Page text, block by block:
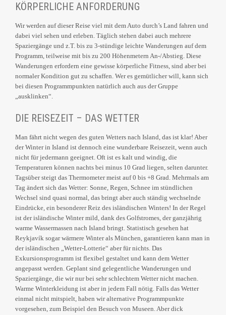
KÖRPERLICHE ANFORDERUNG
Wir werden auf dieser Reise viel mit dem Auto durch’s Land fahren und
dabei viel sehen und erleben. Täglich stehen dabei auch mehrere
Spaziergänge und z.T. bis zu 3-stündige leichte Wanderungen auf dem
Programm, teilweise mit bis zu 200 Höhenmetern An-/Abstieg. Diese
Wanderungen erfordern eine gewisse körperliche Fitness, sind aber bei
normaler Kondition gut zu schaffen. Wer es gemütlicher will, kann sich
bei diesen Programmpunkten natürlich auch aus der Gruppe
„ausklinken“.
DIE REISEZEIT – DAS WETTER
Man fährt nicht wegen des guten Wetters nach Island, das ist klar! Aber
der Winter in Island ist dennoch eine wunderbare Reisezeit, wenn auch
nicht für jedermann geeignet. Oft ist es kalt und windig, die
Temperaturen können nachts bei minus 10 Grad liegen, selten darunter.
Tagsüber steigt das Thermometer meist auf 0 bis +8 Grad. Mehrmals am
Tag ändert sich das Wetter: Sonne, Regen, Schnee im stündlichen
Wechsel sind quasi normal, das bringt aber auch ständig wechselnde
Eindrücke, ein besonderer Reiz des isländischen Winters! In der Regel
ist der isländische Winter mild, dank des Golfstromes, der ganzjährig
warme Wassermassen nach Island bringt. Statistisch gesehen hat
Reykjavík sogar wärmere Winter als München, garantieren kann man in
der isländischen „Wetter-Lotterie“ aber für nichts. Das
Exkursionsprogramm ist flexibel gestaltet und kann dem Wetter
angepasst werden. Geplant sind gelegentliche Wanderungen und
Spaziergänge, die wir nur bei sehr schlechtem Wetter nicht machen.
Warme Winterkleidung ist aber in jedem Fall nötig. Falls das Wetter
einmal nicht mitspielt, haben wir alternative Programmpunkte
vorgesehen, zum Beispiel den Besuch von Museen. Aber dick